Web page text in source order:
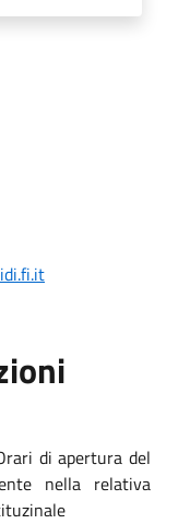
di apertura del
nella relativa